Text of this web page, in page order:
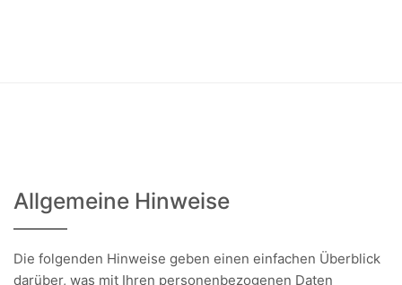
Allgemeine Hinweise
Die folgenden Hinweise geben einen einfachen Überblick
darüber, was mit Ihren personenbezogenen Daten